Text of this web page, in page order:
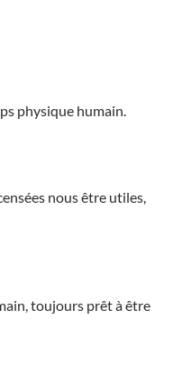
physique humain.
nous être utiles,
toujours prêt à être